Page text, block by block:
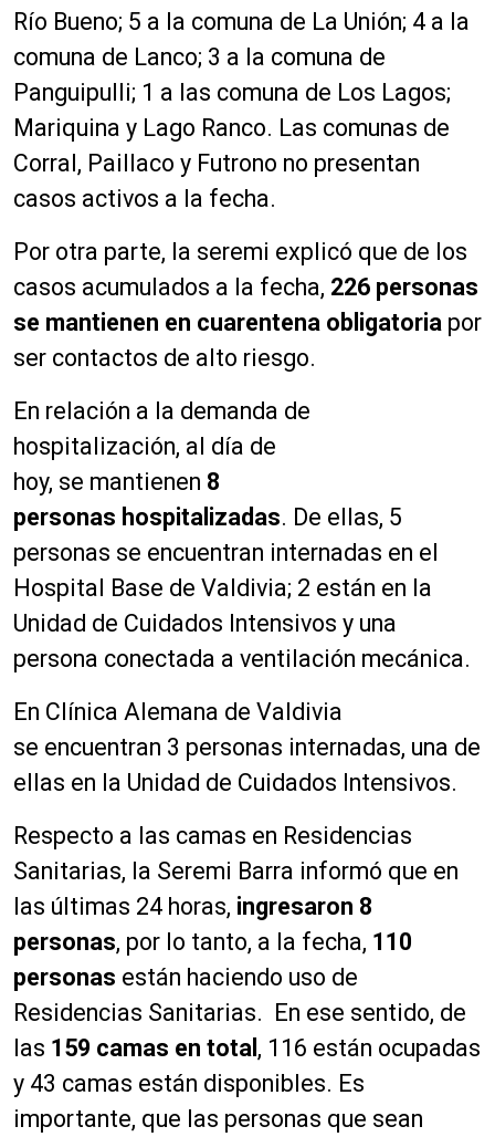
Río Bueno; 5 a la comuna de La Unión; 4 a la
comuna de Lanco; 3 a la comuna de
Panguipulli; 1 a las comuna de Los Lagos;
Mariquina y Lago Ranco. Las comunas de
Corral, Paillaco y Futrono no presentan
casos activos a la fecha.
Por otra parte, la seremi explicó que de los
casos acumulados a la fecha, 226 personas
se mantienen en cuarentena obligatoria por
ser contactos de alto riesgo.
En relación a la demanda de
hospitalización, al día de
hoy, se mantienen 8
personas hospitalizadas. De ellas, 5
personas se encuentran internadas en el
Hospital Base de Valdivia; 2 están en la
Unidad de Cuidados Intensivos y una
persona conectada a ventilación mecánica.
En Clínica Alemana de Valdivia
se encuentran 3 personas internadas, una de
ellas en la Unidad de Cuidados Intensivos.
Respecto a las camas en Residencias
Sanitarias, la Seremi Barra informó que en
las últimas 24 horas, ingresaron 8
personas, por lo tanto, a la fecha, 110
personas están haciendo uso de
Residencias Sanitarias. En ese sentido, de
las 159 camas en total , 116 están ocupadas
y 43 camas están disponibles. Es
importante, que las personas que sean